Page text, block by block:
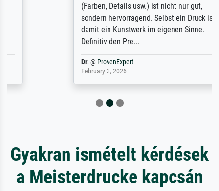
(Farben, Details usw.) ist nicht nur gut,
sondern hervorragend. Selbst ein Druck ist
damit ein Kunstwerk im eigenen Sinne.
Definitiv den Pre...
ProvenExpert
February 3, 2026
Gyakran ismételt kérdések
a Meisterdrucke kapcsán